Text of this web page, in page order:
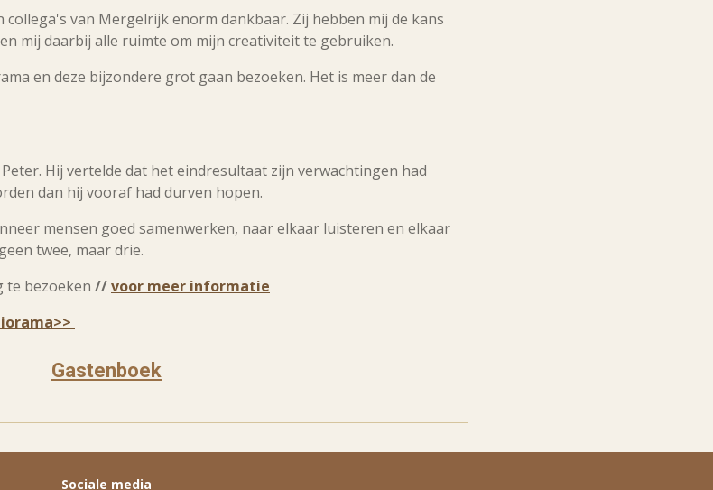
van Mergelrijk enorm dankbaar. Zij hebben mij de kans
mij daarbij alle ruimte om mijn creativiteit te gebruiken.
en deze bijzondere grot gaan bezoeken. Het is meer dan de
Hij vertelde dat het eindresultaat zijn verwachtingen had
dan hij vooraf had durven hopen.
mensen goed samenwerken, naar elkaar luisteren en elkaar
twee, maar drie.
te bezoeken //voor meer informatie
Gastenboek
Sociale media